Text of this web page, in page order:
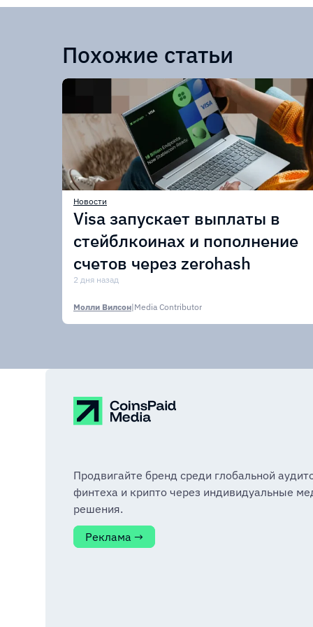
Похожие статьи
Новости
Visa запускает выплаты в
стейблкоинах и пополнение
счетов через zerohash
2 дня назад
Молли Вилсон|Media Contributor
Продвигайте бренд среди глобальной
финтеха и крипто через индивидуальные
решения.
Реклама →